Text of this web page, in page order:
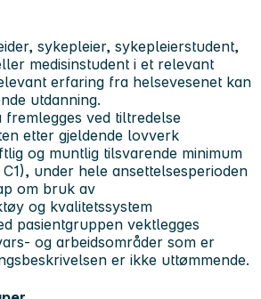
sykepleier, sykepleierstudent,
medisinstudent i et relevant
erfaring fra helsevesenet kan
utdanning.
fremlegges ved tiltredelse
etter gjeldende lovverk
og muntlig tilsvarende minimum
under hele ansettelsesperioden
om bruk av
og kvalitetssystem
pasientgruppen vektlegges
og arbeidsområder som er
er ikke uttømmende.